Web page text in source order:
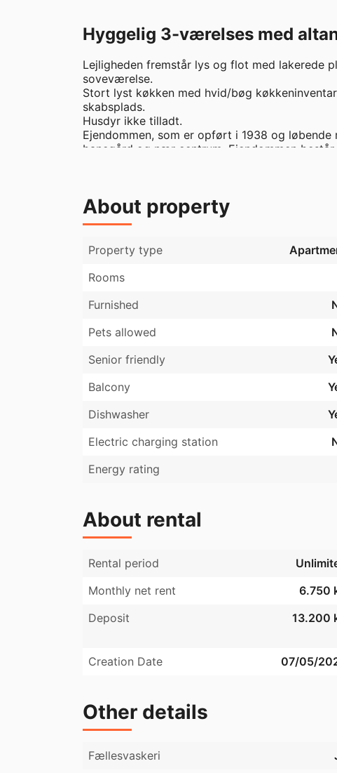
Hyggelig 3-værelses med
Lejligheden fremstår lys og flot med lakerede
soveværelse.
Stort lyst køkken med hvid/bøg
skabsplads.
Husdyr ikke tilladt.
Ejendommen, som er opført i 1938 og
banegård og nær centrum. Ejendommen
About property
Property type
Rooms
Furnished
Pets allowed
Senior friendly
Balcony
Dishwasher
Electric charging station
Energy rating
About rental
Rental period
Monthly net rent
6.750
Deposit
13.200
Creation Date
07/05/
Other details
Fællesvaskeri